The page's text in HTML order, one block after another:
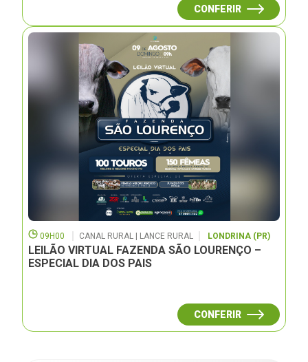
CONFERIR
09H00 CANAL RURAL | LANCE RURAL LONDRINA (PR)
LEILÃO VIRTUAL FAZENDA SÃO LOURENÇO –
ESPECIAL DIA DOS PAIS
CONFERIR